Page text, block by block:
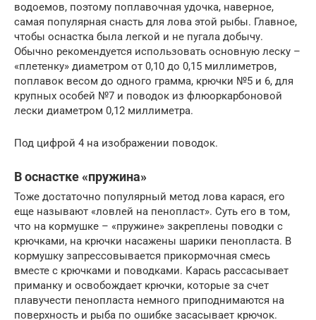
водоемов, поэтому поплавочная удочка, наверное,
самая популярная снасть для лова этой рыбы. Главное,
чтобы оснастка была легкой и не пугала добычу.
Обычно рекомендуется использовать основную леску –
«плетенку» диаметром от 0,10 до 0,15 миллиметров,
поплавок весом до одного грамма, крючки №5 и 6, для
крупных особей №7 и поводок из флюоркарбоновой
лески диаметром 0,12 миллиметра.
Под цифрой 4 на изображении поводок.
В оснастке «пружина»
Тоже достаточно популярный метод лова карася, его
еще называют «ловлей на пенопласт». Суть его в том,
что на кормушке – «пружине» закреплены поводки с
крючками, на крючки насажены шарики пенопласта. В
кормушку запрессовывается прикормочная смесь
вместе с крючками и поводками. Карась рассасывает
приманку и освобождает крючки, которые за счет
плавучести пенопласта немного приподнимаются на
поверхность и рыба по ошибке засасывает крючок.